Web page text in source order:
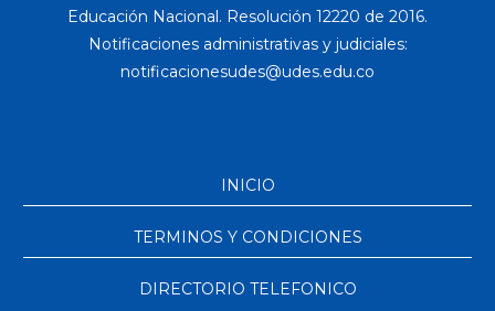
Educación Nacional. Resolución 12220 de 2016.
Notificaciones administrativas y judiciales:
INICIO
TERMINOS Y CONDICIONES
DIRECTORIO TELEFONICO